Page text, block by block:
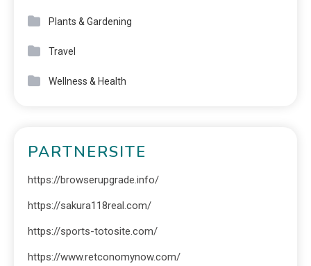
Plants & Gardening
Travel
Wellness & Health
PARTNERSITE
https://browserupgrade.info/
https://sakura118real.com/
https://sports-totosite.com/
https://www.retconomynow.com/